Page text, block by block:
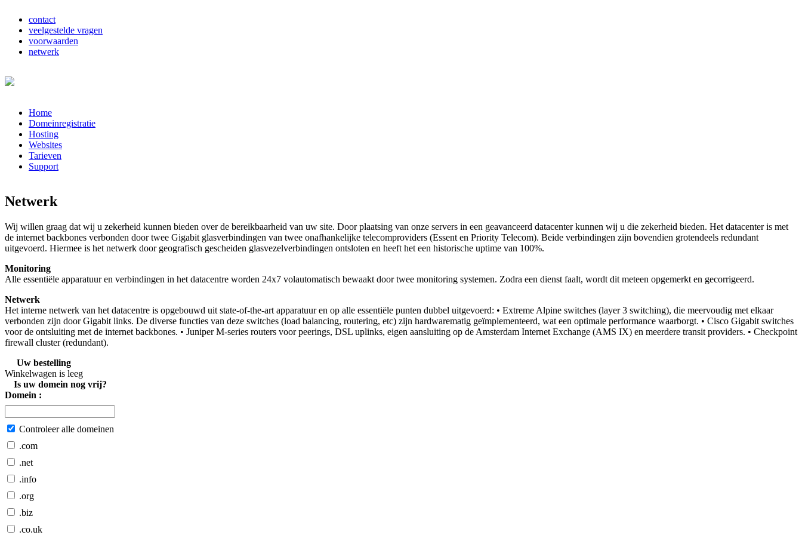
contact
veelgestelde vragen
voorwaarden
netwerk
Home
Domeinregistratie
Hosting
Websites
Tarieven
Support
Netwerk
Wij willen graag dat wij u zekerheid kunnen bieden over de bereikbaarheid van uw site. Door plaatsing van onze servers in een geavanceerd datacenter kunnen wij u die zekerheid bieden. Het datacenter is met
de internet backbones verbonden door twee Gigabit glasverbindingen van twee onafhankelijke telecomproviders (Essent en Priority Telecom). Beide verbindingen zijn bovendien grotendeels redundant
uitgevoerd. Hiermee is het netwerk door geografisch gescheiden glasvezelverbindingen ontsloten en heeft het een historische uptime van 100%.
Monitoring
Alle essentiële apparatuur en verbindingen in het datacentre worden 24x7 volautomatisch bewaakt door twee monitoring systemen. Zodra een dienst faalt, wordt dit meteen opgemerkt en gecorrigeerd.
Netwerk
Het interne netwerk van het datacentre is opgebouwd uit state-of-the-art apparatuur en op alle essentiële punten dubbel uitgevoerd: • Extreme Alpine switches (layer 3 switching), die meervoudig met elkaar
verbonden zijn door Gigabit links. De diverse functies van deze switches (load balancing, routering, etc) zijn hardwarematig geïmplementeerd, wat een optimale performance waarborgt. • Cisco Gigabit switches
voor de ontsluiting met de internet backbones. • Juniper M-series routers voor peerings, DSL uplinks, eigen aansluiting op de Amsterdam Internet Exchange (AMS IX) en meerdere transit providers. • Checkpoint
firewall cluster (redundant).
Uw bestelling
Winkelwagen is leeg
Is uw domein nog vrij?
Domein :
Controleer alle domeinen
.com
.net
.info
.org
.biz
.co.uk